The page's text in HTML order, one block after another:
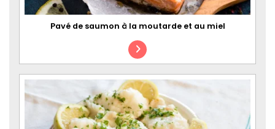
Pavé de saumon à la moutarde et au miel